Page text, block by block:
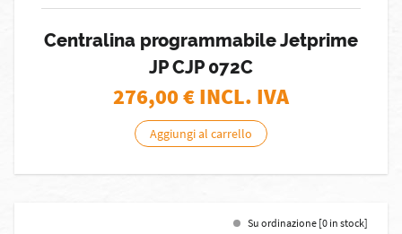
Centralina programmabile Jetprime
JP CJP 072C
276,00€ INCL. IVA
Aggiungi al carrello
Su ordinazione [0 in stock]